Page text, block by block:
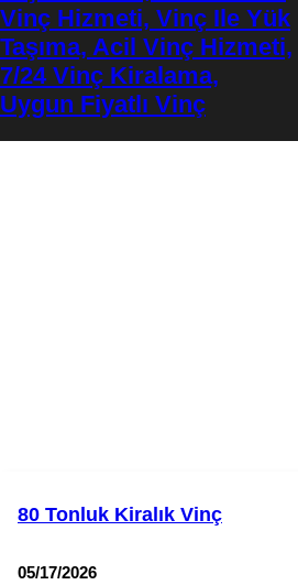
Vinç Hizmeti, Vinç Ile Yük
Taşıma, Acil Vinç Hizmeti,
7/24 Vinç Kiralama,
Uygun Fiyatlı Vinç
80 Tonluk Kiralık Vinç
05/17/2026